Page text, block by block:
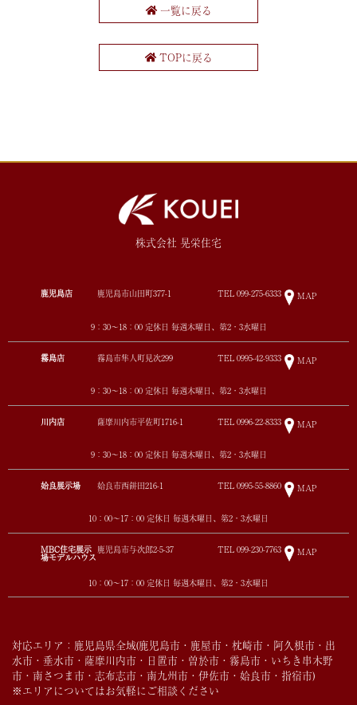
一覧に戻る
TOPに戻る
株式会社 晃栄住宅
鹿児島店 鹿児島市山田町377-1 TEL 099-275-6333 MAP
9：30～18：00 定休日 毎週木曜日、第2・3水曜日
霧島店 霧島市隼人町見次299 TEL 0995-42-9333 MAP
9：30～18：00 定休日 毎週木曜日、第2・3水曜日
川内店 薩摩川内市平佐町1716-1 TEL 0996-22-8333 MAP
9：30～18：00 定休日 毎週木曜日、第2・3水曜日
姶良展示場 姶良市西餅田216-1 TEL 0995-55-8860 MAP
10：00～17：00 定休日 毎週木曜日、第2・3水曜日
MBC住宅展示
場モデルハウス
鹿児島市与次郎2-5-37 TEL 099-230-7763 MAP
10：00～17：00 定休日 毎週木曜日、第2・3水曜日
対応エリア：鹿児島県全域(鹿児島市・鹿屋市・枕崎市・阿久根市・出
水市・垂水市・薩摩川内市・日置市・曽於市・霧島市・いちき串木野
市・南さつま市・志布志市・南九州市・伊佐市・姶良市・指宿市)
※エリアについてはお気軽にご相談ください